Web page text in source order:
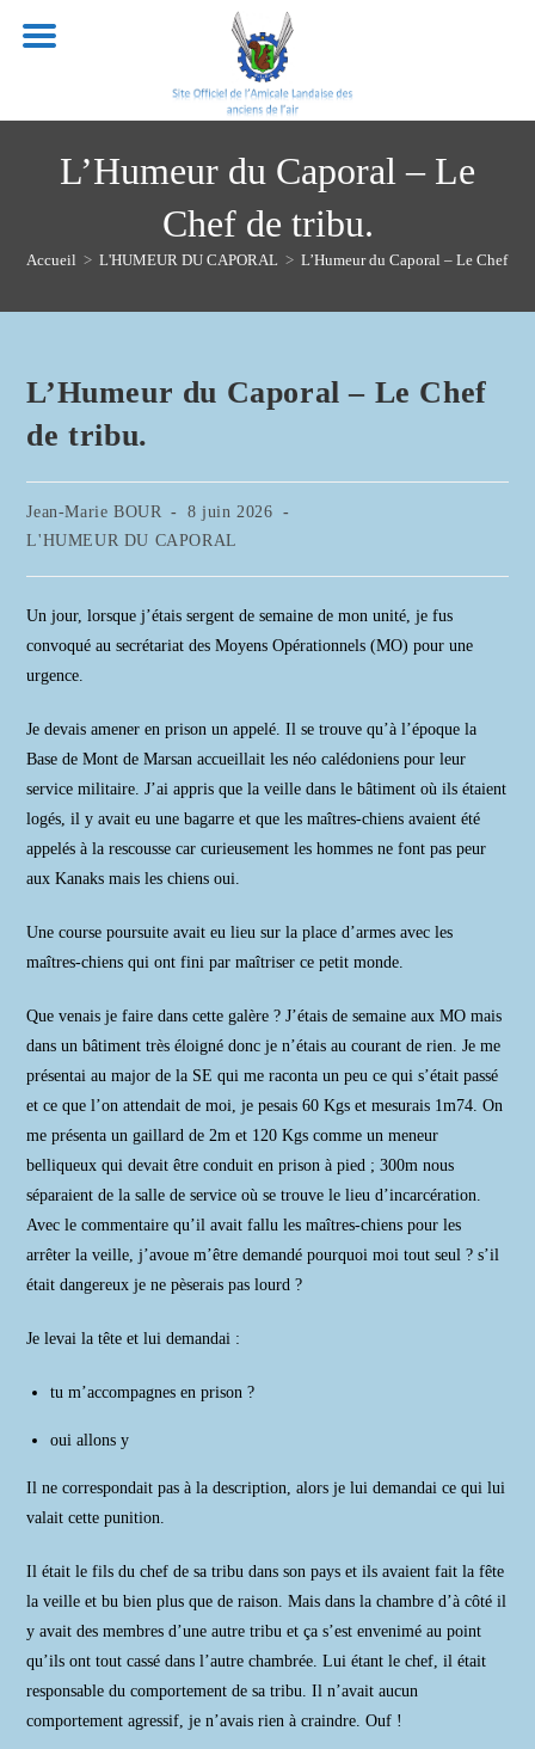
L’Humeur du Caporal – Le
Chef de tribu.
Accueil > L'HUMEUR DU CAPORAL > L’Humeur du Caporal – Le Chef de
L’Humeur du Caporal – Le Chef
de tribu.
Auteur/autrice
de
publication :
Jean-Marie BOUR
Publication
publiée :
8 juin 2026
Post
L'HUMEUR DU CAPORAL
Un jour, lorsque j’étais sergent de semaine de mon unité, je fus
convoqué au secrétariat des Moyens Opérationnels (MO) pour une
urgence.
Je devais amener en prison un appelé. Il se trouve qu’à l’époque la
Base de Mont de Marsan accueillait les néo calédoniens pour leur
service militaire. J’ai appris que la veille dans le bâtiment où ils étaient
logés, il y avait eu une bagarre et que les maîtres-chiens avaient été
appelés à la rescousse car curieusement les hommes ne font pas peur
aux Kanaks mais les chiens oui.
Une course poursuite avait eu lieu sur la place d’armes avec les
maîtres-chiens qui ont fini par maîtriser ce petit monde.
Que venais je faire dans cette galère ? J’étais de semaine aux MO mais
dans un bâtiment très éloigné donc je n’étais au courant de rien. Je me
présentai au major de la SE qui me raconta un peu ce qui s’était passé
et ce que l’on attendait de moi, je pesais 60 Kgs et mesurais 1m74. On
me présenta un gaillard de 2m et 120 Kgs comme un meneur
belliqueux qui devait être conduit en prison à pied ; 300m nous
séparaient de la salle de service où se trouve le lieu d’incarcération.
Avec le commentaire qu’il avait fallu les maîtres-chiens pour les
arrêter la veille, j’avoue m’être demandé pourquoi moi tout seul ? s’il
était dangereux je ne pèserais pas lourd ?
Je levai la tête et lui demandai :
tu m’accompagnes en prison ?
oui allons y
Il ne correspondait pas à la description, alors je lui demandai ce qui lui
valait cette punition.
Il était le fils du chef de sa tribu dans son pays et ils avaient fait la fête
la veille et bu bien plus que de raison. Mais dans la chambre d’à côté il
y avait des membres d’une autre tribu et ça s’est envenimé au point
qu’ils ont tout cassé dans l’autre chambrée. Lui étant le chef, il était
responsable du comportement de sa tribu. Il n’avait aucun
comportement agressif, je n’avais rien à craindre. Ouf !